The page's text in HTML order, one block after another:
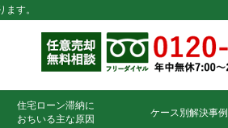
す。
住宅ローン滞納に
おちいる主な原因
ケース別解決事例